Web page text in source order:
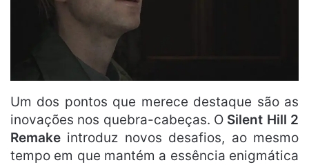
Um dos pontos que merece destaque são as
inovações nos quebra-cabeças. O Silent Hill 2
Remake introduz novos desafios, ao mesmo
tempo em que mantém a essência enigmática